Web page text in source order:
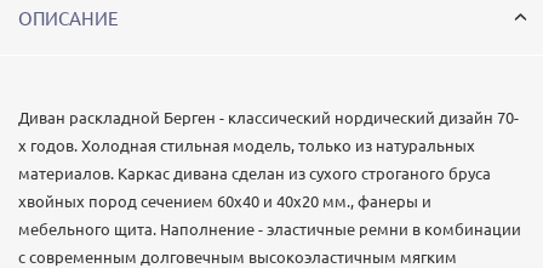
ОПИСАНИЕ
Диван раскладной Берген - классический нордический дизайн 70-
х годов. Холодная стильная модель, только из натуральных
материалов. Каркас дивана сделан из сухого строганого бруса
хвойных пород сечением 60х40 и 40х20 мм., фанеры и
мебельного щита. Наполнение - эластичные ремни в комбинации
с современным долговечным высокоэластичным мягким